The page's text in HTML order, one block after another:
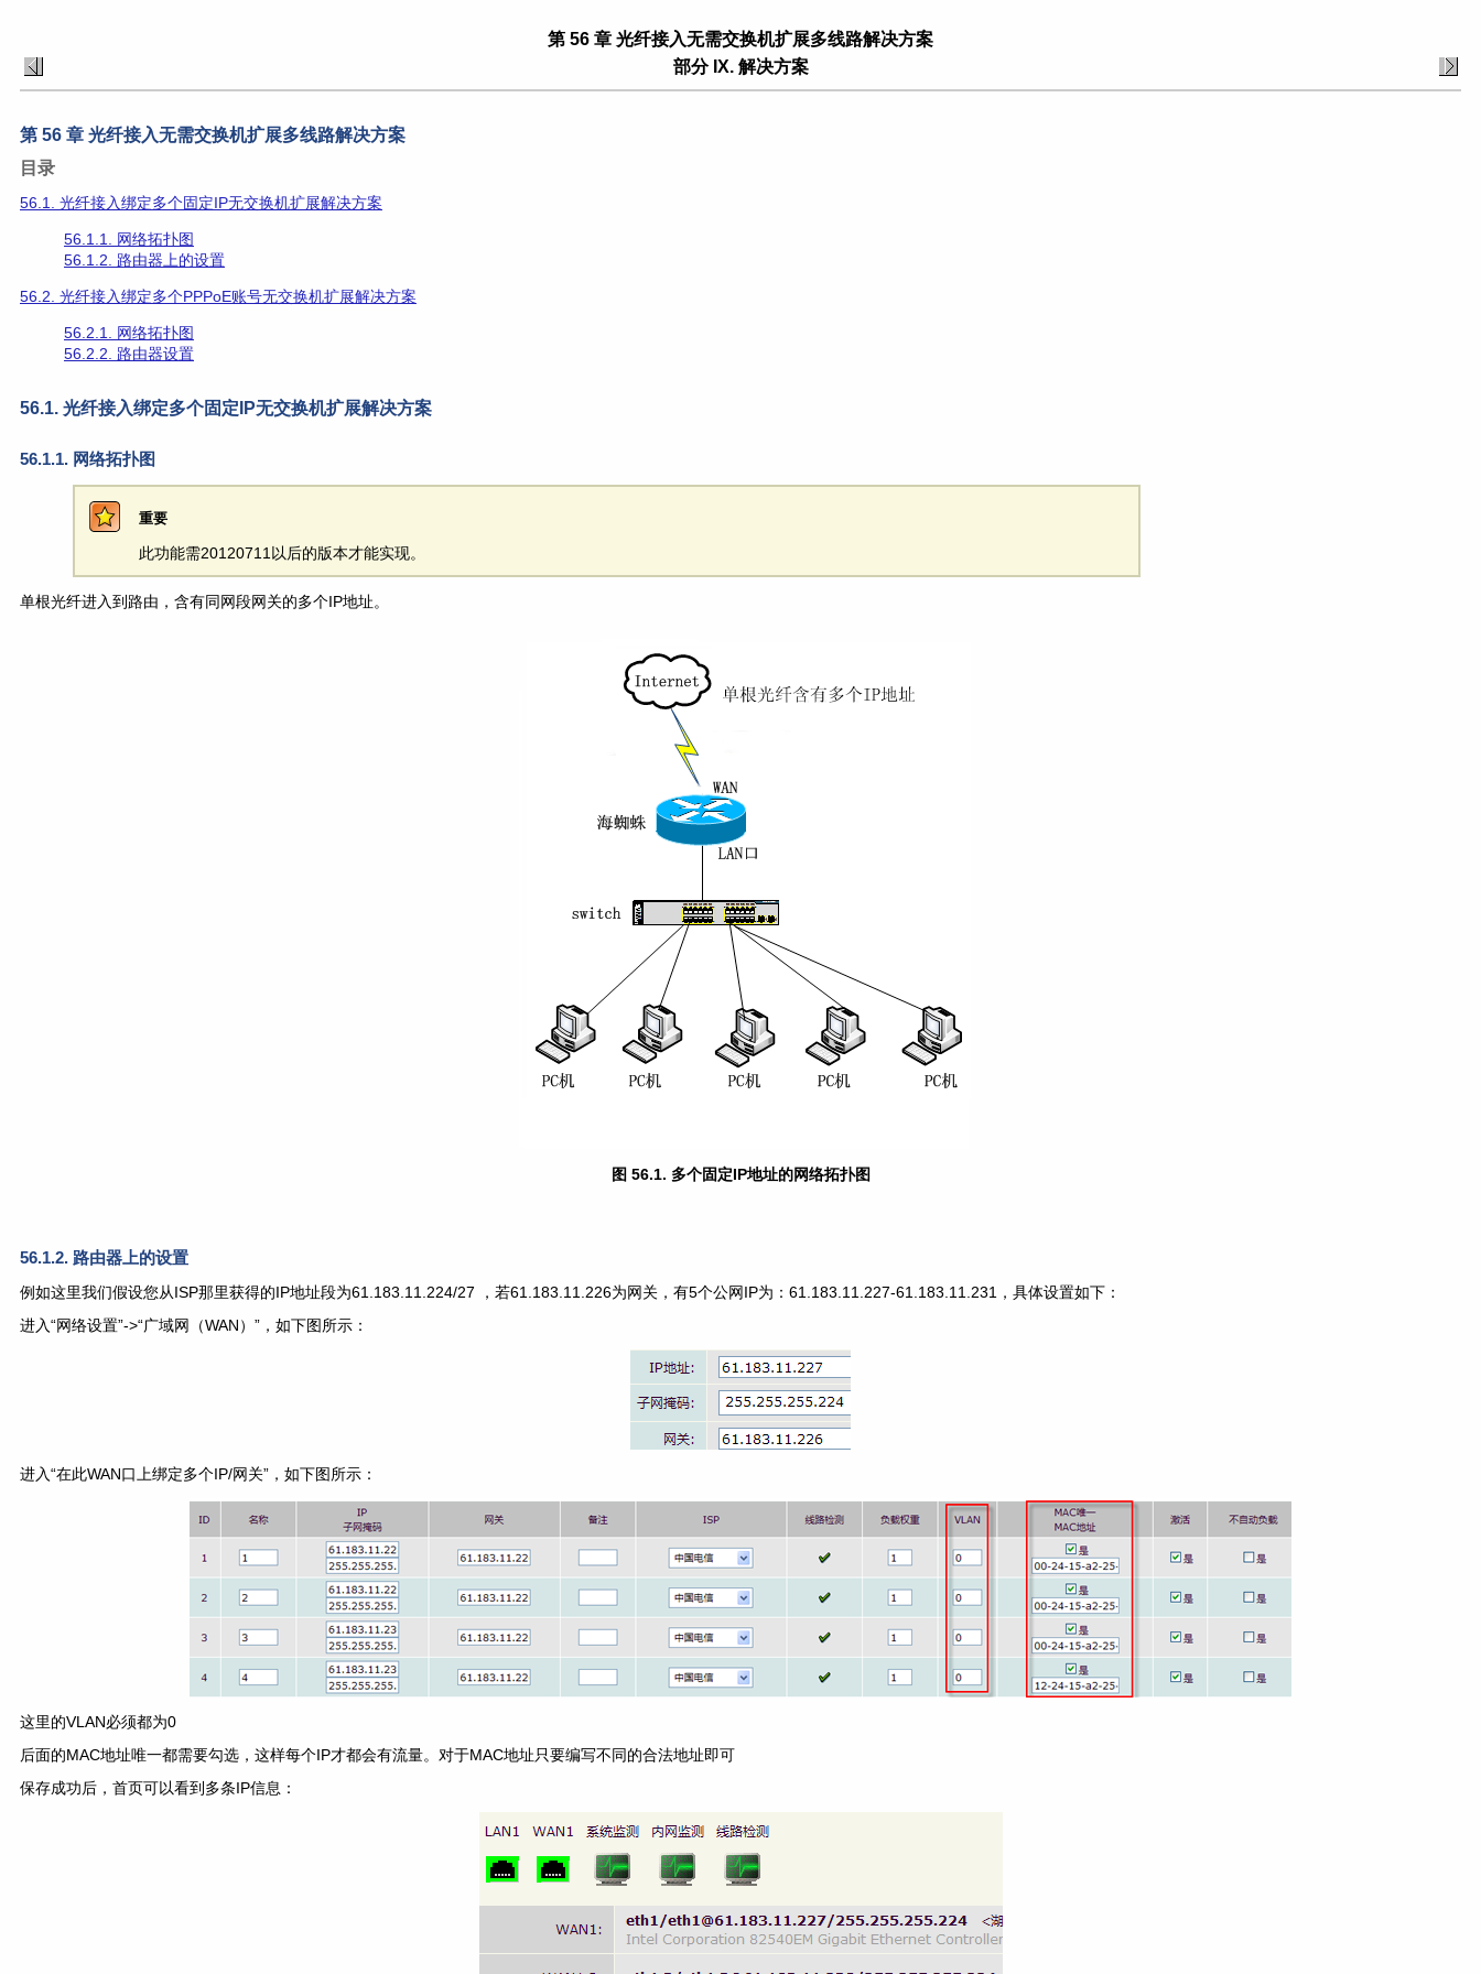
第 56 章 光纤接入无需交换机扩展多线路解决方案
部分 IX. 解决方案
第 56 章 光纤接入无需交换机扩展多线路解决方案
目录
56.1. 光纤接入绑定多个固定IP无交换机扩展解决方案
56.1.1. 网络拓扑图
56.1.2. 路由器上的设置
56.2. 光纤接入绑定多个PPPoE账号无交换机扩展解决方案
56.2.1. 网络拓扑图
56.2.2. 路由器设置
56.1. 光纤接入绑定多个固定IP无交换机扩展解决方案
56.1.1. 网络拓扑图
重要
此功能需20120711以后的版本才能实现。
单根光纤进入到路由，含有同网段网关的多个IP地址。
图 56.1. 多个固定IP地址的网络拓扑图
56.1.2. 路由器上的设置
例如这里我们假设您从ISP那里获得的IP地址段为61.183.11.224/27 ，若61.183.11.226为网关，有5个公网IP为：61.183.11.227-61.183.11.231，具体设置如下：
进入“网络设置”->“广域网（WAN）”，如下图所示：
进入“在此WAN口上绑定多个IP/网关”，如下图所示：
这里的VLAN必须都为0
后面的MAC地址唯一都需要勾选，这样每个IP才都会有流量。对于MAC地址只要编写不同的合法地址即可
保存成功后，首页可以看到多条IP信息：